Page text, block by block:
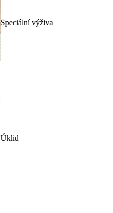
Speciální výživa
Úklid